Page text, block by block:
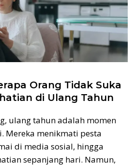
Orang Tidak Suka
di Ulang Tahun
ulang tahun adalah momen
Mereka menikmati pesta
di media sosial, hingga
sepanjang hari. Namun,